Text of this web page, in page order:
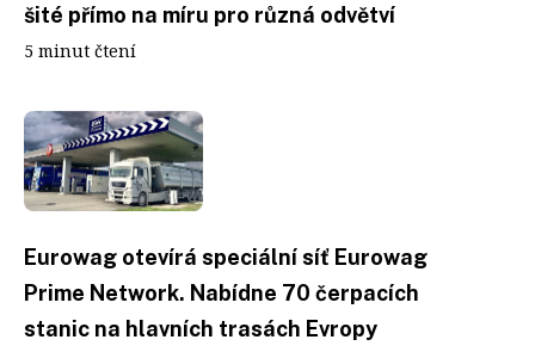
šité přímo na míru pro různá odvětví
5 minut čtení
Eurowag otevírá speciální síť Eurowag
Prime Network. Nabídne 70 čerpacích
stanic na hlavních trasách Evropy